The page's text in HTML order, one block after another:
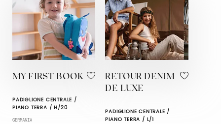
MY FIRST BOOK
PADIGLIONE CENTRALE /
PIANO TERRA / H/20
GERMANIA
RETOUR DENIM
DE LUXE
PADIGLIONE CENTRALE /
PIANO TERRA / L/1